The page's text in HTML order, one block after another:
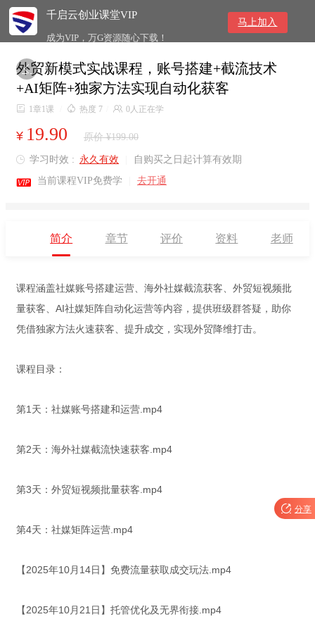
千启云创业课堂VIP
成为VIP，万G资源随心下载！
马上加入

外贸新模式实战课程，账号搭建+截流技术
+AI矩阵+独家方法实现自动化获客
 1章1课  热度 7  0人正在学
¥ 19.90 原价 ¥199.00
 学习时效 : 永久有效 自购买之日起计算有效期
 当前课程VIP免费学 去开通
简介 章节 评价 资料 老师
课程涵盖社媒账号搭建运营、海外社媒截流获客、外贸短视频批
量获客、AI社媒矩阵自动化运营等内容，提供班级群答疑，助你
凭借独家方法火速获客、提升成交，实现外贸降维打击。
课程目录：
第1天：社媒账号搭建和运营.mp4
第2天：海外社媒截流快速获客.mp4
第3天：外贸短视频批量获客.mp4
第4天：社媒矩阵运营.mp4
【2025年10月14日】免费流量获取成交玩法.mp4
【2025年10月21日】托管优化及无界衔接.mp4
 分享